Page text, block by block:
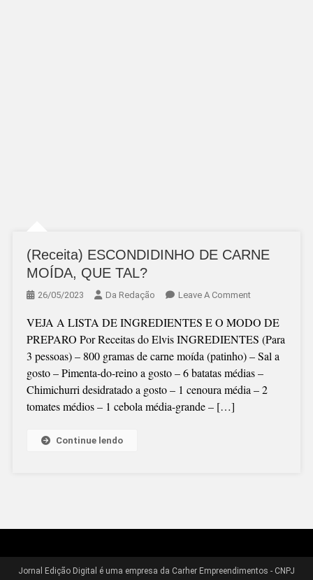
(Receita) ESCONDIDINHO DE CARNE
MOÍDA, QUE TAL?
26/05/2023 Da Redação Leave A CommentOn
DE
CARNE
MOÍDA,
QUE
VEJA A LISTA DE INGREDIENTES E O MODO DE
PREPARO Por Receitas do Elvis INGREDIENTES (Para
3 pessoas) – 800 gramas de carne moída (patinho) – Sal a
gosto – Pimenta-do-reino a gosto – 6 batatas médias –
Chimichurri desidratado a gosto – 1 cenoura média – 2
tomates médios – 1 cebola média-grande – […]
Continue lendo
Jornal Edição Digital é uma empresa da Carher Empreendimentos - CNPJ